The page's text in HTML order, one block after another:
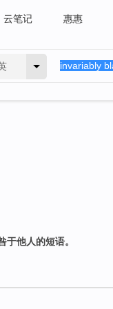
云笔记 惠惠
他人的短语。